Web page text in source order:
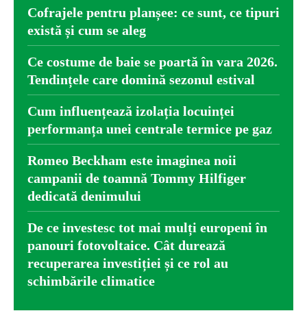
Cofrajele pentru planșee: ce sunt, ce tipuri
există și cum se aleg
Ce costume de baie se poartă în vara 2026.
Tendințele care domină sezonul estival
Cum influențează izolația locuinței
performanța unei centrale termice pe gaz
Romeo Beckham este imaginea noii
campanii de toamnă Tommy Hilfiger
dedicată denimului
De ce investesc tot mai mulți europeni în
panouri fotovoltaice. Cât durează
recuperarea investiției și ce rol au
schimbările climatice